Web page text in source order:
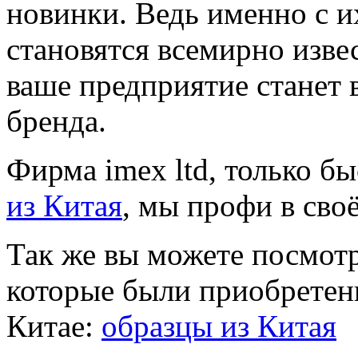
новинки. Ведь именно с
становятся всемирно
ваше предприятие станет
бренда.
Фирма imex ltd, только
из Китая, мы профи в
Так же вы можете
которые были
Китае: образцы из Китая